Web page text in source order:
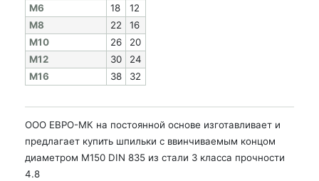
M6
18
12
M8
22
16
M10
26
20
M12
30
24
M16
38 32
ООО ЕВРО-МК на постоянной основе изготавливает и
предлагает купить шпильки с ввинчиваемым концом
диаметром М150 DIN 835 из стали 3 класса прочности
4.8